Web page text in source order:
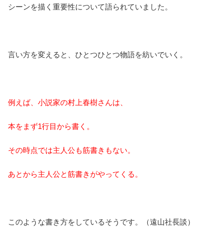
シーンを描く重要性について語られていました。
言い方を変えると、ひとつひとつ物語を紡いでいく。
例えば、小説家の村上春樹さんは、
本をまず1行目から書く。
その時点では主人公も筋書きもない。
あとから主人公と筋書きがやってくる。
このような書き方をしているそうです。（遠山社長談）